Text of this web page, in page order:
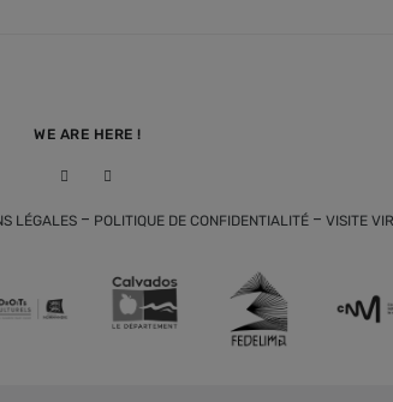
WE ARE HERE !
LÉGALES - POLITIQUE DE CONFIDENTIALITÉ - VISITE